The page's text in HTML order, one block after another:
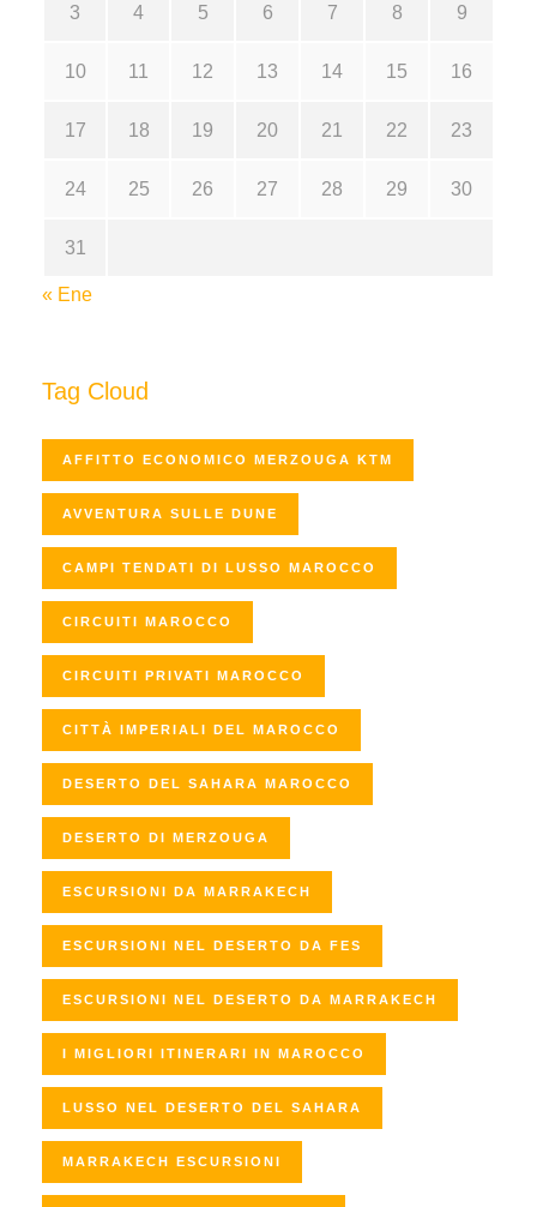
3 4 5 6 7 8 9
10 11 12 13 14 15 16
17 18 19 20 21 22 23
24 25 26 27 28 29 30
31
« Ene
Tag Cloud
AFFITTO ECONOMICO MERZOUGA KTM
AVVENTURA SULLE DUNE
CAMPI TENDATI DI LUSSO MAROCCO
CIRCUITI MAROCCO
CIRCUITI PRIVATI MAROCCO
CITTÀ IMPERIALI DEL MAROCCO
DESERTO DEL SAHARA MAROCCO
DESERTO DI MERZOUGA
ESCURSIONI DA MARRAKECH
ESCURSIONI NEL DESERTO DA FES
ESCURSIONI NEL DESERTO DA MARRAKECH
I MIGLIORI ITINERARI IN MAROCCO
LUSSO NEL DESERTO DEL SAHARA
MARRAKECH ESCURSIONI